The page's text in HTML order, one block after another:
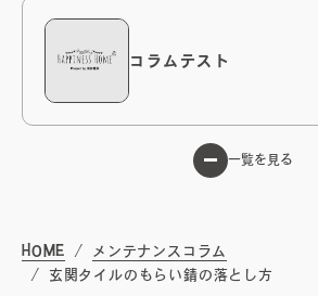
コラムテスト
一覧を見る
HOME
メンテナンスコラム
玄関タイルのもらい錆の落とし方